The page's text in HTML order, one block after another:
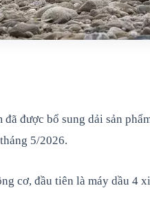
được bổ sung dải sản
5/2026.
cơ, đầu tiên là máy dầu 4